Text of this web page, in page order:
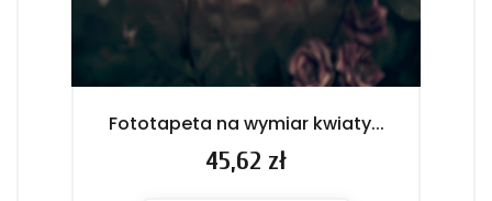
Fototapeta na wymiar kwiaty...
Cena
45,62 zł